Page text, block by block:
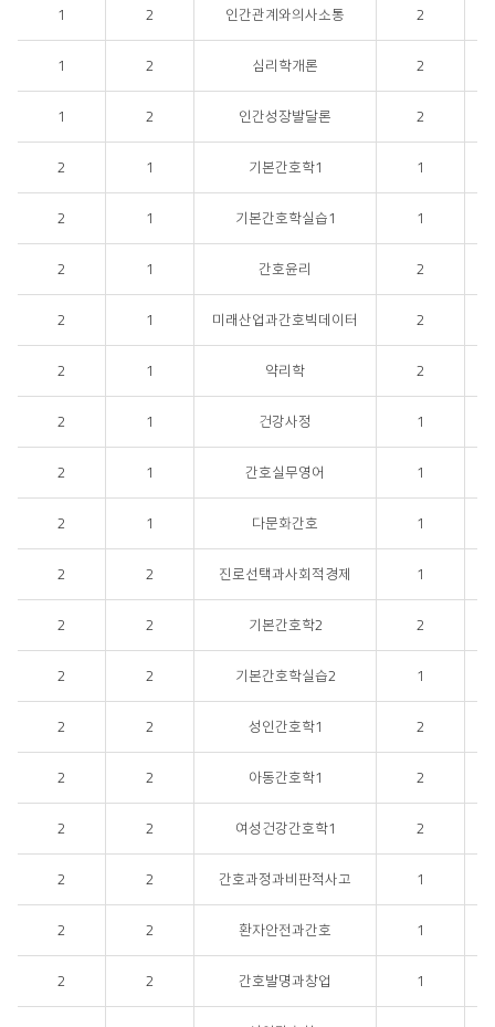
1 2 인간관계와의사소통 2
1 2 심리학개론 2
1 2 인간성장발달론 2
2 1 기본간호학1 1
2 1 기본간호학실습1 1
2 1 간호윤리 2
2 1 미래산업과간호빅데이터 2
2 1 약리학 2
2 1 건강사정 1
2 1 간호실무영어 1
2 1 다문화간호 1
2 2 진로선택과사회적경제 1
2 2 기본간호학2 2
2 2 기본간호학실습2 1
2 2 성인간호학1 2
2 2 아동간호학1 2
2 2 여성건강간호학1 2
2 2 간호과정과비판적사고 1
2 2 환자안전과간호 1
2 2 간호발명과창업 1